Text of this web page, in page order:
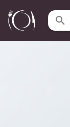
Reštaurácie /